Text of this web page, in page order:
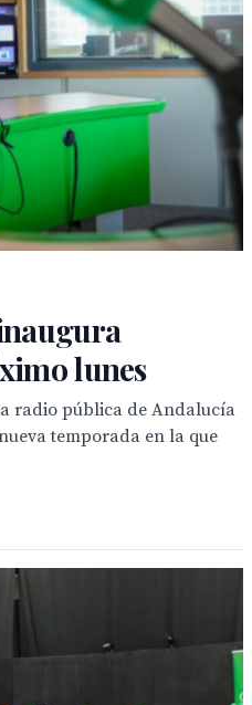
lunes
radio pública de Andalucía
temporada en la que